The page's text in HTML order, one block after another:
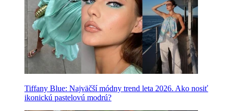
Tiffany Blue: Najväčší módny trend leta 2026. Ako nosiť
ikonickú pastelovú modrú?